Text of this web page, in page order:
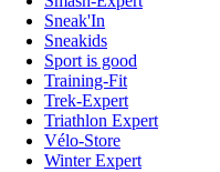
Sneak'In
Sneakids
Sport is good
Training-Fit
Trek-Expert
Triathlon Expert
Vélo-Store
Winter Expert